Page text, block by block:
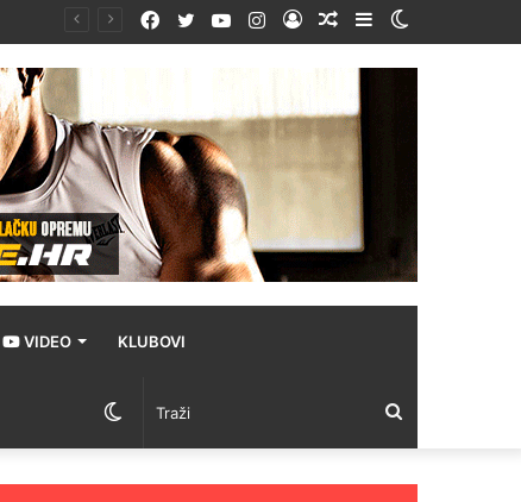
Sidebar
Random
Prijava
Instagram
YouTube
Twitter
Facebook
VIDEO KLUBOVI
Traži
Switch
skin